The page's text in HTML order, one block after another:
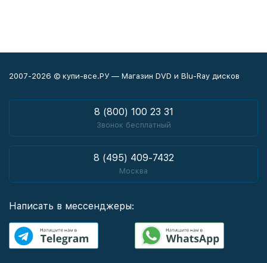
2007-2026 © купи-все.РУ — Магазин DVD и Blu-Ray дисков
8 (800) 100 23 31
Звонок бесплатный
8 (495) 409-7432
Москва
Написать в мессенджеры: